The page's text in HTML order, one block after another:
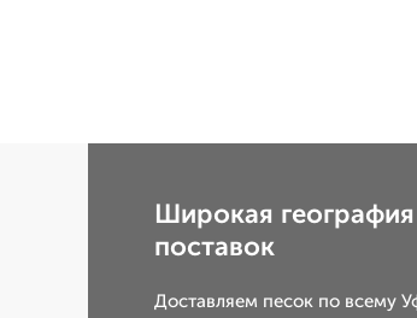
Широкая география
поставок
Доставляем песок по всему